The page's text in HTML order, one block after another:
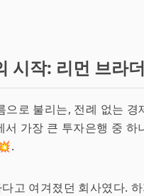
시작: 리먼 브라
로 불리는, 전례 없는 경
서 가장 큰 투자은행 중 하
고 여겨졌던 회사였다.